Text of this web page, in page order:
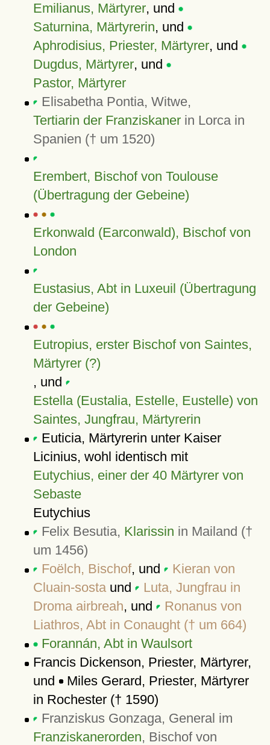
Emilianus, Märtyrer, und
Saturnina, Märtyrerin, und
Aphrodisius, Priester, Märtyrer, und
Dugdus, Märtyrer, und
Pastor, Märtyrer
Elisabetha Pontia, Witwe,
Tertiarin der Franziskanerin Lorca in
Spanien († um 1520)
Erembert, Bischof von Toulouse
(Übertragung der Gebeine)
Erkonwald (Earconwald), Bischof von
London
Eustasius, Abt in Luxeuil (Übertragung
der Gebeine)
Eutropius, erster Bischof von Saintes,
Märtyrer (?)
, und
Estella (Eustalia, Estelle, Eustelle) von
Saintes, Jungfrau, Märtyrerin
Euticia, Märtyrerin unter Kaiser
Licinius, wohl identisch mit
Eutychius, einer der 40 Märtyrer von
Sebaste
Eutychius
Felix Besutia, Klarissin in Mailand (†
um 1456)
Foëlch, Bischof, und
Kieran von
Cluain-sostaund
Luta, Jungfrau in
Droma airbreah, und
Ronanus von
Liathros, Abt in Conaught († um 664)
Forannán, Abt in Waulsort
Francis Dickenson, Priester, Märtyrer,
und Miles Gerard, Priester, Märtyrer
in Rochester († 1590)
Franziskus Gonzaga, General im
Franziskanerorden, Bischof von